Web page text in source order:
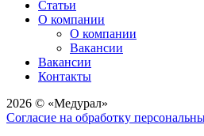
Статьи
О компании
О компании
Вакансии
Вакансии
Контакты
2026 © «Медурал»
Согласие на обработку